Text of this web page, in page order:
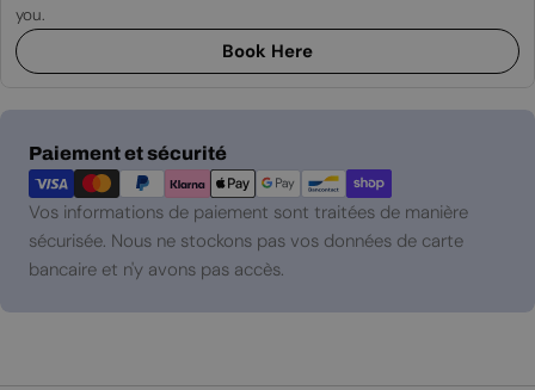
you.
Book Here
Paiement et sécurité
Modes
de
paiement
Vos informations de paiement sont traitées de manière
sécurisée. Nous ne stockons pas vos données de carte
bancaire et n'y avons pas accès.